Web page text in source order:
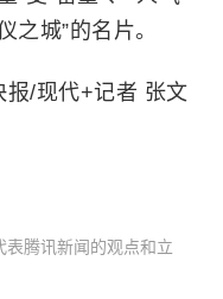
之城”的名片。
/现代+记者 张文
表腾讯新闻的观点和立